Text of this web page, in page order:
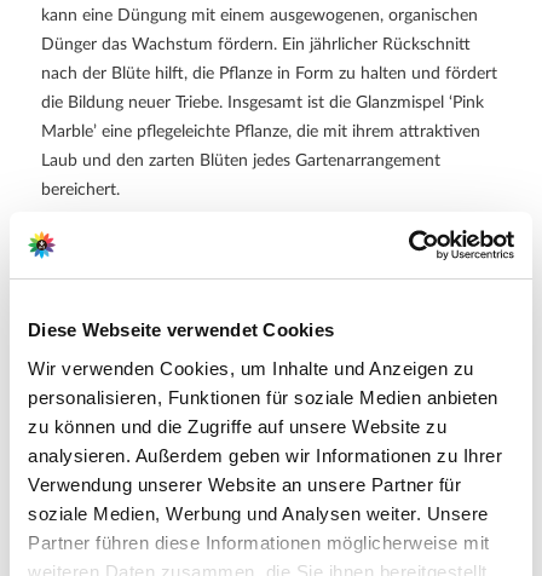
Diese Webseite verwendet Cookies
Wir verwenden Cookies, um Inhalte und Anzeigen zu
personalisieren, Funktionen für soziale Medien anbieten
zu können und die Zugriffe auf unsere Website zu
analysieren. Außerdem geben wir Informationen zu Ihrer
Verwendung unserer Website an unsere Partner für
soziale Medien, Werbung und Analysen weiter. Unsere
Partner führen diese Informationen möglicherweise mit
weiteren Daten zusammen, die Sie ihnen bereitgestellt
kann eine Düngung mit einem ausgewogenen, organischen
Dünger das Wachstum fördern. Ein jährlicher Rückschnitt
nach der Blüte hilft, die Pflanze in Form zu halten und fördert
die Bildung neuer Triebe. Insgesamt ist die Glanzmispel ‘Pink
Marble’ eine pflegeleichte Pflanze, die mit ihrem attraktiven
Laub und den zarten Blüten jedes Gartenarrangement
bereichert.
Weitere Informationen
Lieferumfang: 1 Stück je Verpackungseinheit (VE)
Hersteller/Importeur
Ahrens+Sieberz GmbH &